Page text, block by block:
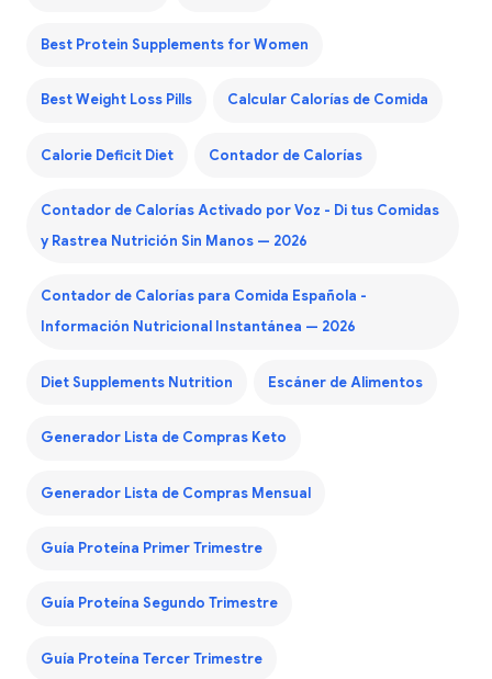
Best Protein Supplements for Women
Best Weight Loss Pills Calcular Calorías de Comida
Calorie Deficit Diet Contador de Calorías
Contador de Calorías Activado por Voz - Di tus Comidas
y Rastrea Nutrición Sin Manos — 2026
Contador de Calorías para Comida Española -
Información Nutricional Instantánea — 2026
Diet Supplements Nutrition Escáner de Alimentos
Generador Lista de Compras Keto
Generador Lista de Compras Mensual
Guía Proteína Primer Trimestre
Guía Proteína Segundo Trimestre
Guía Proteína Tercer Trimestre